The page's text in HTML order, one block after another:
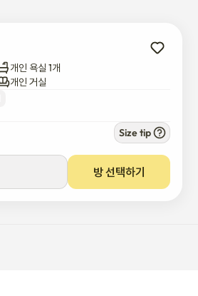
개인 욕실 1개
개인 거실
Size tip
방 선택하기